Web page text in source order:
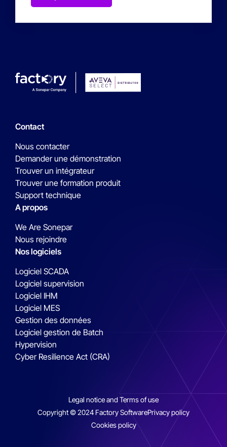
Contact
Nous contacter
Demander une démonstration
Trouver un intégrateur
Trouver une formation produit
Support technique
A propos
We Are Sonepar
Nous rejoindre
Nos logiciels
Logiciel SCADA
Logiciel supervision
Logiciel IHM
Logiciel MES
Gestion des données
Logiciel gestion de Batch
Hypervision
Cyber Resilience Act (CRA)
Legal notice and Terms of use
Copyright © 2024 Factory SoftwarePrivacy policy
Cookies policy